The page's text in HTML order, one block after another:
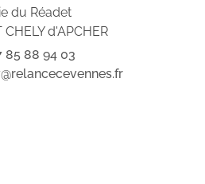
du Réadet
d'APCHER
85 88 94 03